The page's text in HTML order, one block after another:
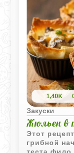
1,40K
Закуски
Жюльен в
Этот
грибной